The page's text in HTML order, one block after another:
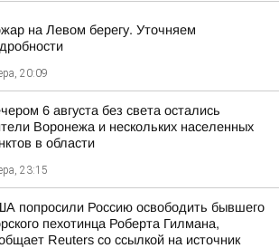
на Левом берегу. Уточняем
20:09
6 августа без света остались
Воронежа и нескольких населенных
в области
23:15
попросили Россию освободить бывшего
пехотинца Роберта Гилмана,
Reuters со ссылкой на источник